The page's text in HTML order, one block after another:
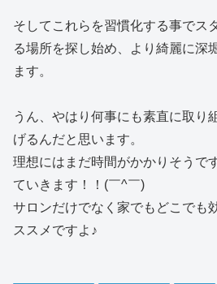
そしてこれらを習慣化する事でス
る場所を探し始め、より綺麗に深
ます。
うん、やはり何事にも素直に取り
げるんだと思います。
理想にはまだ時間がかかりそうで
ていきます！！(￣^￣)ゞ
サロンだけでなく家でもどこでも
ススメですよ♪